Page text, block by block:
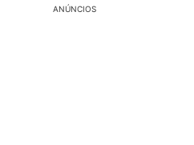
ANÚNCIOS